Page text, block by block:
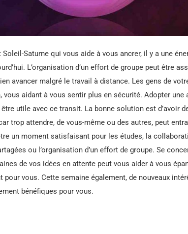
Soleil-Saturne qui vous aide à vous ancrer, il y a une
L’organisation d’un effort de groupe peut être
avancer malgré le travail à distance. Les gens de
vous aidant à vous sentir plus en sécurité. Adopter une
utile avec ce transit. La bonne solution est d’avoir
trop attendre, de vous-même ou des autres, peut
un moment satisfaisant pour les études, la
ou l’organisation d’un effort de groupe. Se
de vos idées en attente peut vous aider à vous
pour vous. Cette semaine également, de nouveaux
bénéfiques pour vous.